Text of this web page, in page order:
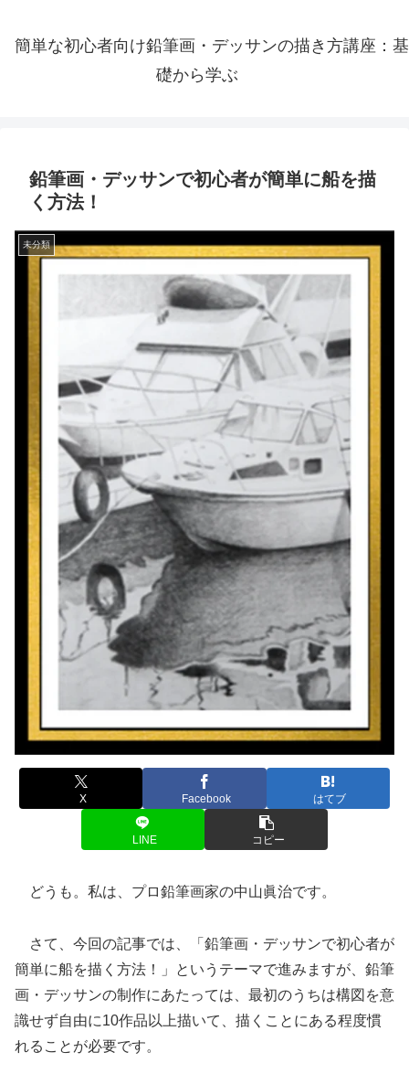
簡単な初心者向け鉛筆画・デッサンの描き方講座：基
礎から学ぶ
鉛筆画・デッサンで初心者が簡単に船を描
く方法！
未分類
X Facebook はてブ
LINE コピー
どうも。私は、プロ鉛筆画家の中山眞治です。
さて、今回の記事では、「鉛筆画・デッサンで初心者が
簡単に船を描く方法！」というテーマで進みますが、鉛筆
画・デッサンの制作にあたっては、最初のうちは構図を意
識せず自由に10作品以上描いて、描くことにある程度慣
れることが必要です。